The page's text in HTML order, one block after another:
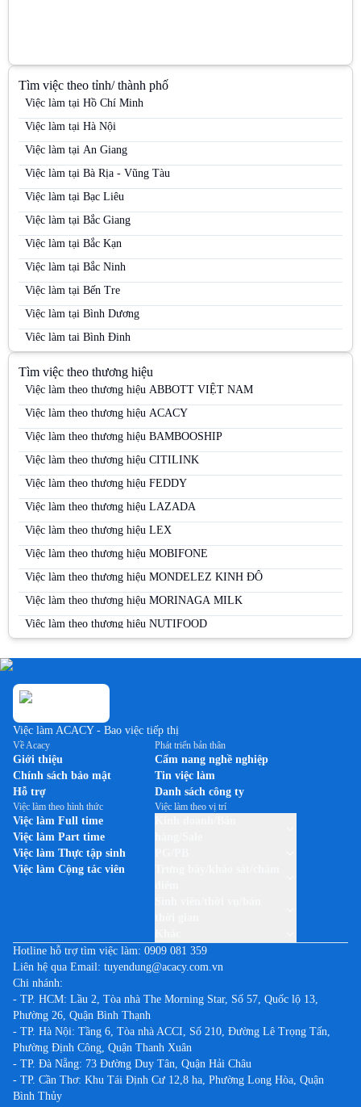
Tìm việc theo tỉnh/ thành phố
Việc làm tại Hồ Chí Minh
Việc làm tại Hà Nội
Việc làm tại An Giang
Việc làm tại Bà Rịa - Vũng Tàu
Việc làm tại Bạc Liêu
Việc làm tại Bắc Giang
Việc làm tại Bắc Kạn
Việc làm tại Bắc Ninh
Việc làm tại Bến Tre
Việc làm tại Bình Dương
Việc làm tại Bình Định
Việc làm tại Bình Thuận
Việc làm tại Cà Mau
Việc làm tại Cao Bằng
Việc làm tại Cần Thơ
Việc làm tại Đà Nẵng
Việc làm tại Đắk Lắk
Việc làm tại Đắk Nông
Việc làm tại Điện Biên
Việc làm tại Đồng Nai
Việc làm tại Đồng Tháp
Việc làm tại Gia Lai
Việc làm tại Hà Giang
Việc làm tại Hà Tĩnh
Việc làm tại Hải Phòng
Việc làm tại Hậu Giang
Việc làm tại Hòa Bình
Việc làm tại Hưng Yên
Việc làm tại Khánh Hòa
Việc làm tại Kiên Giang
Việc làm tại Kon Tum
Việc làm tại Lào Cai
Việc làm tại Lâm Đồng
Việc làm tại Long An
Việc làm tại Nam Định
Việc làm tại Nghệ An
Việc làm tại Ninh Bình
Việc làm tại Ninh Thuận
Tìm việc theo thương hiệu
Việc làm theo thương hiệu ABBOTT VIỆT NAM
Việc làm theo thương hiệu ACACY
Việc làm theo thương hiệu BAMBOOSHIP
Việc làm theo thương hiệu CITILINK
Việc làm theo thương hiệu FEDDY
Việc làm theo thương hiệu LAZADA
Việc làm theo thương hiệu LEX
Việc làm theo thương hiệu MOBIFONE
Việc làm theo thương hiệu MONDELEZ KINH ĐÔ
Việc làm theo thương hiệu MORINAGA MILK
Việc làm theo thương hiệu NUTIFOOD
Việc làm theo thương hiệu SABECO
Việc làm theo thương hiệu SAMSUNG
Việc làm theo thương hiệu SUNTORY PEPSICO
Việc làm theo thương hiệu THUỐC LÁ JTI (CAMEL)
Việc làm theo thương hiệu TP-LINK
Việc làm theo thương hiệu UNILEVER VIỆT NAM
Việc làm ACACY - Bao việc tiếp thị
Về Acacy
Giới thiệu
Chính sách bảo mật
Hỗ trợ
Phát triển bản thân
Cẩm nang nghề nghiệp
Tin việc làm
Danh sách công ty
Việc làm theo hình thức
Việc làm Full time
Việc làm Part time
Việc làm Thực tập sinh
Việc làm Cộng tác viên
Việc làm theo vị trí
Hotline hỗ trợ tìm việc làm: 0909 081 359
Liên hệ qua Email: tuyendung@acacy.com.vn
Chi nhánh:
- TP. HCM: Lầu 2, Tòa nhà The Morning Star, Số 57, Quốc lộ 13,
Phường 26, Quận Bình Thạnh
- TP. Hà Nội: Tầng 6, Tòa nhà ACCI, Số 210, Đường Lê Trọng Tấn,
Phường Định Công, Quận Thanh Xuân
- TP. Đà Nẵng: 73 Đường Duy Tân, Quận Hải Châu
- TP. Cần Thơ: Khu Tái Định Cư 12,8 ha, Phường Long Hòa, Quận
Bình Thủy